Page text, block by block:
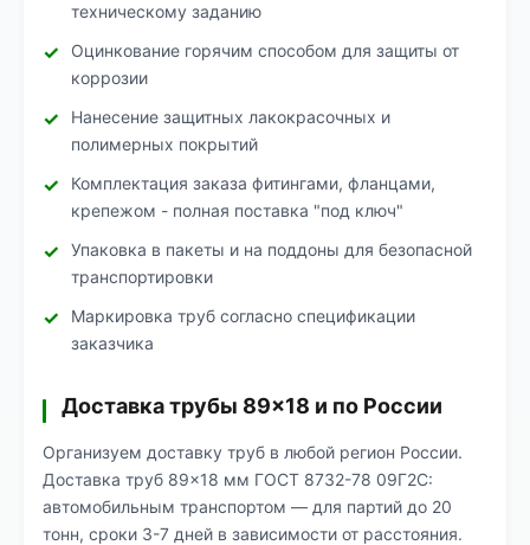
техническому заданию
Оцинкование горячим способом для защиты от
коррозии
Нанесение защитных лакокрасочных и
полимерных покрытий
Комплектация заказа фитингами, фланцами,
крепежом - полная поставка "под ключ"
Упаковка в пакеты и на поддоны для безопасной
транспортировки
Маркировка труб согласно спецификации
заказчика
Доставка трубы 89×18 и по России
Организуем доставку труб в любой регион России.
Доставка труб 89×18 мм ГОСТ 8732-78 09Г2С:
автомобильным транспортом — для партий до 20
тонн, сроки 3-7 дней в зависимости от расстояния.